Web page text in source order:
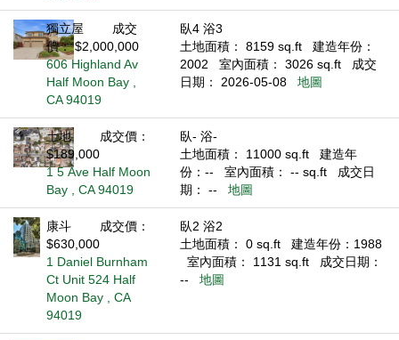
獨立屋
成交
價： $2,000,000
606 Highland Av
Half Moon Bay ,
CA 94019
臥4 浴3
土地面積： 8159 sq.ft
建造年份：
2002
室內面積： 3026 sq.ft
成交
日期： 2026-05-08
地圖
土地
成交價：
$189,000
1 5 Ave Half Moon
Bay , CA 94019
臥- 浴-
土地面積： 11000 sq.ft
建造年
份：--
室內面積： -- sq.ft
成交日
期： --
地圖
康斗
成交價：
$630,000
1 Daniel Burnham
Ct Unit 524 Half
Moon Bay , CA
94019
臥2 浴2
土地面積： 0 sq.ft
建造年份：1988
室內面積： 1131 sq.ft
成交日期：
--
地圖